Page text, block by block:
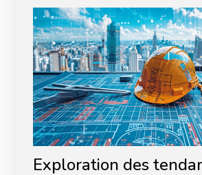
Exploration des